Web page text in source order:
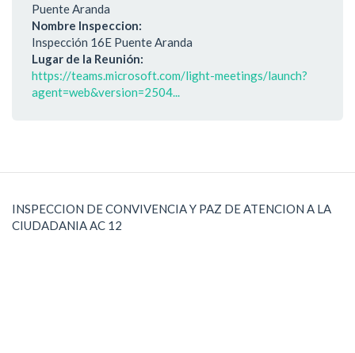
Puente Aranda
Nombre Inspeccion:
Inspección 16E Puente Aranda
Lugar de la Reunión:
https://teams.microsoft.com/light-meetings/launch?
agent=web&version=2504...
INSPECCION DE CONVIVENCIA Y PAZ DE ATENCION A LA
CIUDADANIA AC 12